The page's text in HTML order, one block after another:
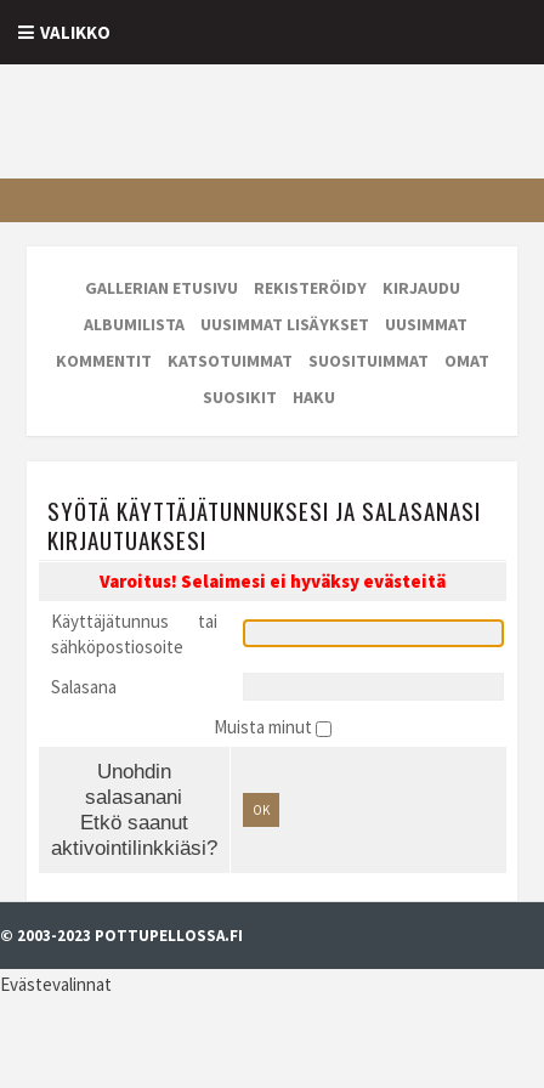
VALIKKO
GALLERIAN ETUSIVU REKISTERÖIDY
KIRJAUDU
ALBUMILISTA
UUSIMMAT LISÄYKSET
UUSIMMAT
KOMMENTIT
KATSOTUIMMAT SUOSITUIMMAT
OMAT
SUOSIKIT
HAKU
SYÖTÄ KÄYTTÄJÄTUNNUKSESI JA SALASANASI
KIRJAUTUAKSESI
Varoitus! Selaimesi ei hyväksy evästeitä
Käyttäjätunnus tai
sähköpostiosoite
Salasana
Muista minut
Unohdin
salasanani
Etkö saanut
aktivointilinkkiäsi?
OK
© 2003-2023 POTTUPELLOSSA.FI
Evästevalinnat